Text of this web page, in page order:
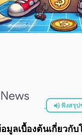
ฟังสรุป
ลเบื้องต้นเกี่ยวกั